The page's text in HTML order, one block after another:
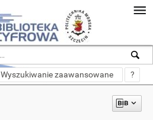
Wyszukiwanie zaawansowane ?